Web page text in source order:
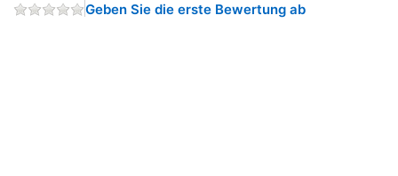
Geben Sie die erste Bewertung ab